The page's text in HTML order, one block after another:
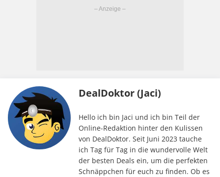
DealDoktor (Jaci)
Hello ich bin Jaci und ich bin Teil der
Online-Redaktion hinter den Kulissen
von DealDoktor. Seit Juni 2023 tauche
ich Tag für Tag in die wundervolle Welt
der besten Deals ein, um die perfekten
Schnäppchen für euch zu finden. Ob es